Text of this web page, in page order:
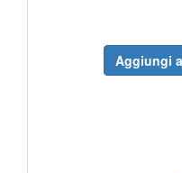
Aggiungi